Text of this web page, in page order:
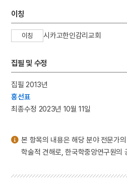
1 손곡산인전
2
오위도총부
4 일제강점기
5
9 용비어천가
이칭
이칭 시카고한인감리교회
집필 및 수정
집필 2013년
홍선표
최종수정 2023년 10월 11일
본 항목의 내용은 해당 분야 전문가
학술적 견해로, 한국학중앙연구원의